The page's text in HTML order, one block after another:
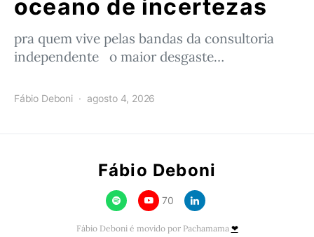
oceano de incertezas
pra quem vive pelas bandas da consultoria
independente o maior desgaste…
Fábio Deboni agosto 4, 2026
Fábio Deboni
70
Fábio Deboni é movido por Pachamama ❤